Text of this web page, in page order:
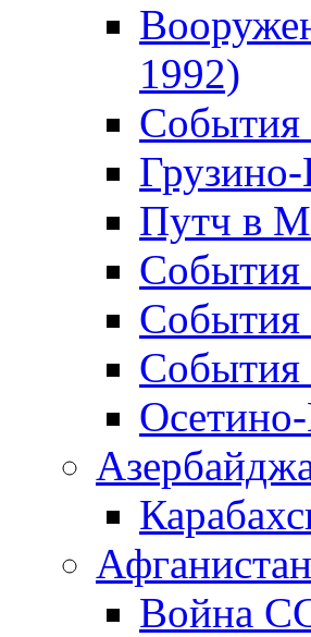
1992)
События
Путч в
События
События
События
Афганистан
Война